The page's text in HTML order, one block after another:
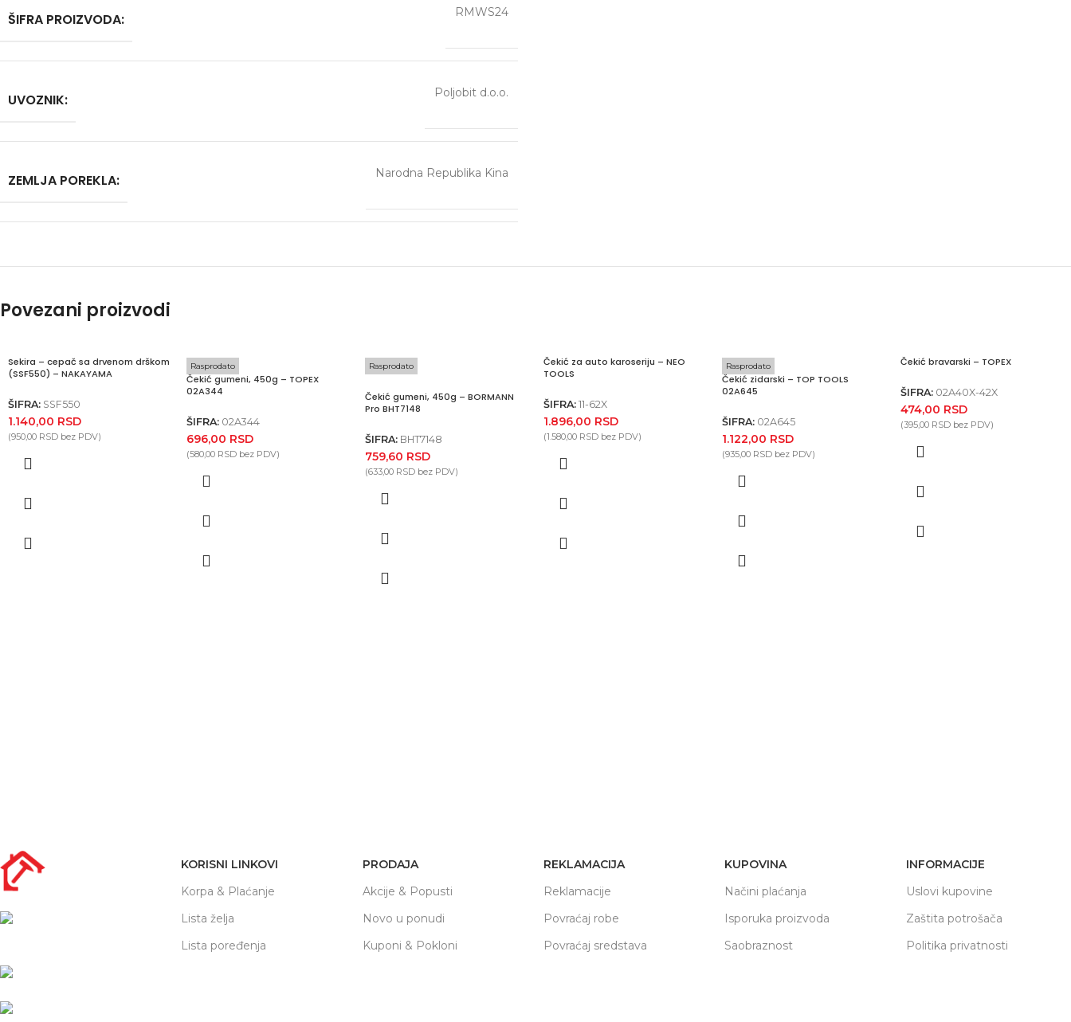
ŠIFRA PROIZVODA: RMWS24
UVOZNIK: Poljobit d.o.o.
ZEMLJA POREKLA: Narodna Republika Kina
Povezani proizvodi
Sekira – cepač sa drvenom drškom
(SSF550) – NAKAYAMA
ŠIFRA: SSF550
1.140,00 RSD
(950,00 RSD bez PDV)
Rasprodato
Čekić gumeni, 450g – TOPEX
02A344
ŠIFRA: 02A344
696,00 RSD
(580,00 RSD bez PDV)
Rasprodato
Čekić gumeni, 450g – BORMANN
Pro BHT7148
ŠIFRA: BHT7148
759,60 RSD
(633,00 RSD bez PDV)
Čekić za auto karoseriju – NEO
TOOLS
ŠIFRA: 11-62X
1.896,00 RSD
(1.580,00 RSD bez PDV)
Rasprodato
Čekić zidarski – TOP TOOLS
02A645
ŠIFRA: 02A645
1.122,00 RSD
(935,00 RSD bez PDV)
Čekić bravarski – TOPEX
ŠIFRA: 02A40X-42X
474,00 RSD
(395,00 RSD bez PDV)
KORISNI LINKOVI
Korpa & Plaćanje
Lista želja
Lista poređenja
PRODAJA
Akcije & Popusti
Novo u ponudi
Kuponi & Pokloni
REKLAMACIJA
Reklamacije
Povraćaj robe
Povraćaj sredstava
KUPOVINA
Načini plaćanja
Isporuka proizvoda
Saobraznost
INFORMACIJE
Uslovi kupovine
Zaštita potrošača
Politika privatnosti